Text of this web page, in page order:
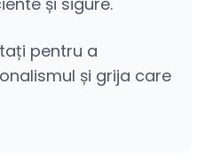
pentru a
și grija care